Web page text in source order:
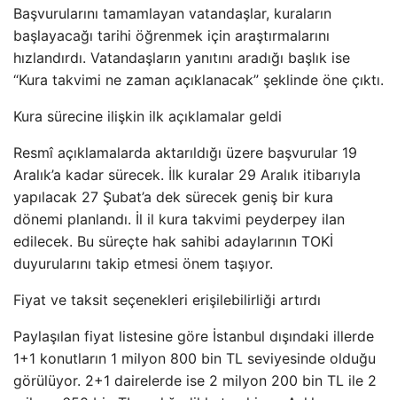
Başvurularını tamamlayan vatandaşlar, kuraların
başlayacağı tarihi öğrenmek için araştırmalarını
hızlandırdı. Vatandaşların yanıtını aradığı başlık ise
“Kura takvimi ne zaman açıklanacak” şeklinde öne çıktı.
Kura sürecine ilişkin ilk açıklamalar geldi
Resmî açıklamalarda aktarıldığı üzere başvurular 19
Aralık’a kadar sürecek. İlk kuralar 29 Aralık itibarıyla
yapılacak 27 Şubat’a dek sürecek geniş bir kura
dönemi planlandı. İl il kura takvimi peyderpey ilan
edilecek. Bu süreçte hak sahibi adaylarının TOKİ
duyurularını takip etmesi önem taşıyor.
Fiyat ve taksit seçenekleri erişilebilirliği artırdı
Paylaşılan fiyat listesine göre İstanbul dışındaki illerde
1+1 konutların 1 milyon 800 bin TL seviyesinde olduğu
görülüyor. 2+1 dairelerde ise 2 milyon 200 bin TL ile 2